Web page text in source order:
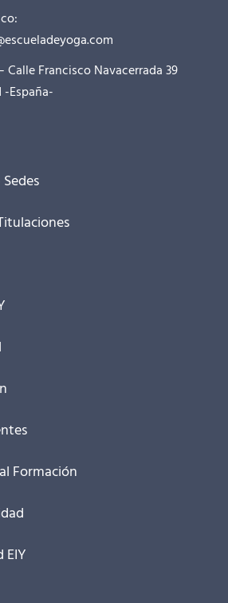
Calle Francisco Navacerrada 39
España-
Formación
EIY